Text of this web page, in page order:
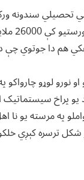
تحصیلي
هم دا
او نورو لوړو
یو پراخ
په مرسته یو
شکل ترسره کېږي